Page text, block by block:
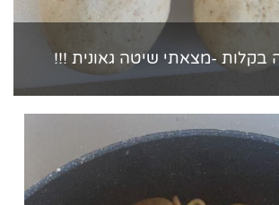
בקלות -מצאתי שיטה גאונית !!!